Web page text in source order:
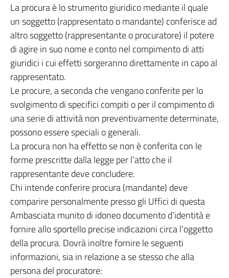
La procura è lo strumento giuridico mediante il quale
un soggetto (rappresentato o mandante) conferisce ad
altro soggetto (rappresentante o procuratore) il potere
di agire in suo nome e conto nel compimento di atti
giuridici i cui effetti sorgeranno direttamente in capo al
rappresentato.
Le procure, a seconda che vengano conferite per lo
svolgimento di specifici compiti o per il compimento di
una serie di attività non preventivamente determinate,
possono essere speciali o generali.
La procura non ha effetto se non è conferita con le
forme prescritte dalla legge per l’atto che il
rappresentante deve concludere.
Chi intende conferire procura (mandante) deve
comparire personalmente presso gli Uffici di questa
Ambasciata munito di idoneo documento d’identità e
fornire allo sportello precise indicazioni circa l’oggetto
della procura. Dovrà inoltre fornire le seguenti
informazioni, sia in relazione a se stesso che alla
persona del procuratore: